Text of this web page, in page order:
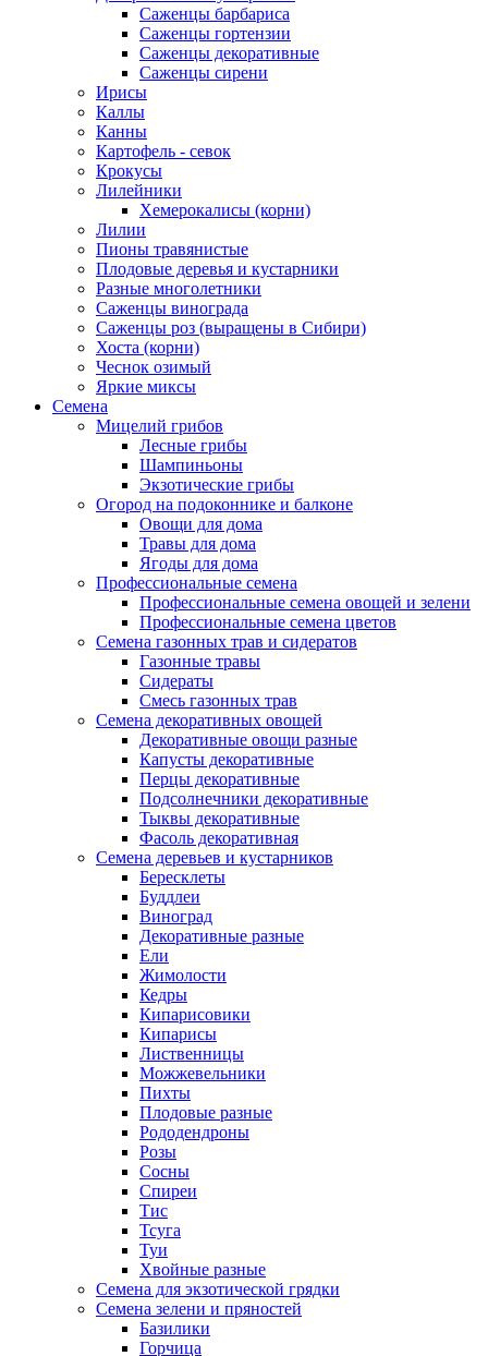
Саженцы барбариса
Саженцы гортензии
Саженцы декоративные
Саженцы сирени
Ирисы
Каллы
Канны
Картофель - севок
Крокусы
Лилейники
Хемерокалисы (корни)
Лилии
Пионы травянистые
Плодовые деревья и кустарники
Разные многолетники
Саженцы винограда
Саженцы роз (выращены в Сибири)
Хоста (корни)
Чеснок озимый
Яркие миксы
Семена
Мицелий грибов
Лесные грибы
Шампиньоны
Экзотические грибы
Огород на подоконнике и балконе
Овощи для дома
Травы для дома
Ягоды для дома
Профессиональные семена
Профессиональные семена овощей и зелени
Профессиональные семена цветов
Семена газонных трав и сидератов
Газонные травы
Сидераты
Смесь газонных трав
Семена декоративных овощей
Декоративные овощи разные
Капусты декоративные
Перцы декоративные
Подсолнечники декоративные
Тыквы декоративные
Фасоль декоративная
Семена деревьев и кустарников
Бересклеты
Буддлеи
Виноград
Декоративные разные
Ели
Жимолости
Кедры
Кипарисовики
Кипарисы
Лиственницы
Можжевельники
Пихты
Плодовые разные
Рододендроны
Розы
Сосны
Спиреи
Тис
Тсуга
Туи
Хвойные разные
Семена для экзотической грядки
Семена зелени и пряностей
Базилики
Горчица